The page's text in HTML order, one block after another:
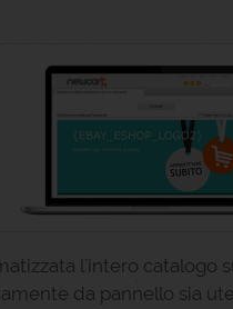
l'intero catalogo
da pannello sia